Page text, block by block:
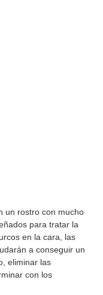
un rostro con mucho
para tratar la
en la cara, las
a conseguir un
eliminar las
con los